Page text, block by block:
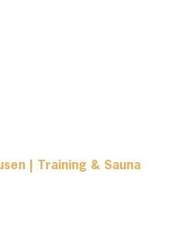
| Training & Sauna